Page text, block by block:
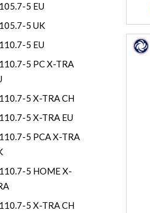
5 EU
5 UK
5 EU
5 PC X-TRA
5 X-TRA CH
5 X-TRA EU
5 PCA X-TRA
5 HOME X-
5 X-TRA CH